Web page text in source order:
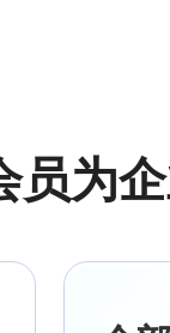
员为